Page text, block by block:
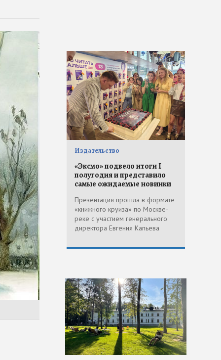
Издательство
«Эксмо» подвело итоги I
полугодия и представило
самые ожидаемые новинки
Презентация прошла в формате
«книжного круиза» по Москве-
реке с участием генерального
директора Евгения Капьева